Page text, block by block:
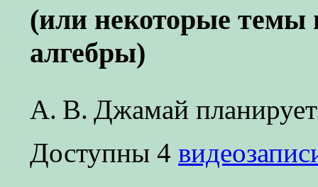
(или некоторые темы
алгебры)
А. В. Джамай
Доступны 4